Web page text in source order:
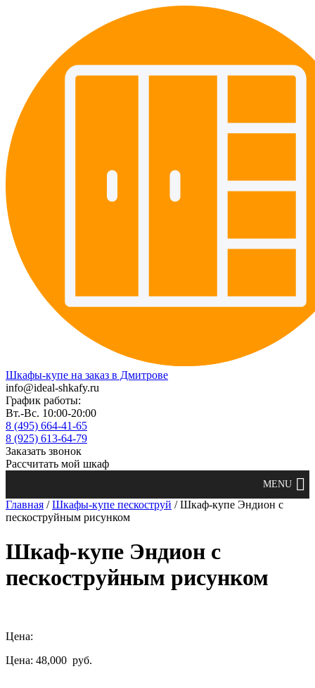
Шкафы-купе на заказ в Дмитрове
info@ideal-shkafy.ru
График работы:
Вт.-Вс. 10:00-20:00
8 (495) 664-41-65
8 (925) 613-64-79
Заказать звонок
Рассчитать мой шкаф
Главная /Шкафы-купе пескоструй / Шкаф-купе Эндион с
пескоструйным рисунком
Шкаф-купе Эндион с
пескоструйным рисунком
Цена:
Цена: 48,000 руб.